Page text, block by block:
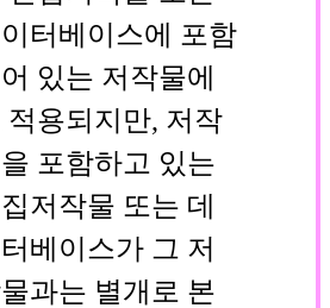
터베이스에 포함
있는 저작물에
적용되지만, 저작
포함하고 있는
저작물 또는 데
베이스가 그 저
과는 별개로 본